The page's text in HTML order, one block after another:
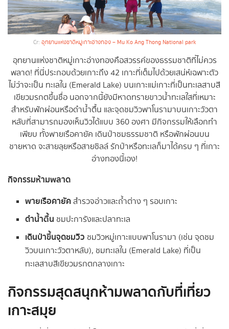
Cr: อุทยานแห่งชาติหมู่เกาะอ่างทอง – Mu Ko Ang Thong National park
อุทยานแห่งชาติหมู่เกาะอ่างทองคือสวรรค์ของธรรมชาติที่ไม่ควร
พลาด! ที่นี่ประกอบด้วยเกาะถึง 42 เกาะที่เต็มไปด้วยเสน่ห์เฉพาะตัว
ไม่ว่าจะเป็น ทะเลใน (Emerald Lake) บนเกาะแม่เกาะที่เป็นทะเลสาบสี
เขียวมรกตขึ้นชื่อ นอกจากนี้ยังมีหาดทรายขาวน้ำทะเลใสที่เหมาะ
สำหรับพักผ่อนหรือดำน้ำตื้น และจุดชมวิวพาโนรามาบนเกาะวัวตา
หลับที่สามารถมองเห็นวิวได้แบบ 360 องศา มีกิจกรรมให้เลือกทำ
เพียบ ทั้งพายเรือคายัค เดินป่าชมธรรมชาติ หรือพักผ่อนบน
ชายหาด จะสายลุยหรือสายชิลล์ รักป่าหรือทะเลก็มาได้ครบ ๆ ที่เกาะ
อ่างทองนี้เอง!
กิจกรรมห้ามพลาด
พายเรือคายัคสำรวจอ่าวและถ้ำต่าง ๆ รอบเกาะ
ดำน้ำตื้น ชมปะการังและปลาทะเล
เดินป่าขึ้นจุดชมวิว ชมวิวหมู่เกาะแบบพาโนรามา (เช่น จุดชม
วิวบนเกาะวัวตาหลับ), ชมทะเลใน (Emerald Lake) ที่เป็น
ทะเลสาบสีเขียวมรกตกลางเกาะ
กิจกรรมสุดสนุกห้ามพลาดกับที่เที่ยว
เกาะสมุย